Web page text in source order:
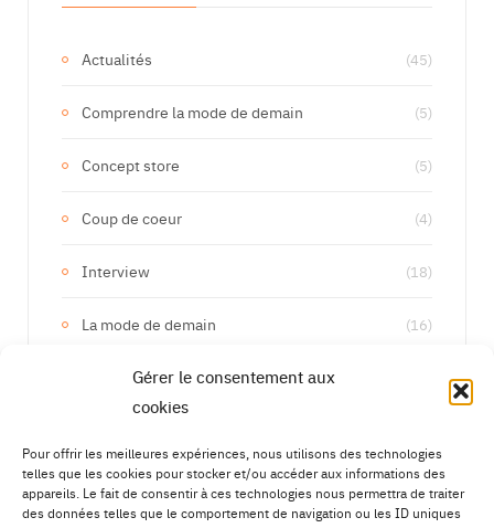
Gérer le consentement aux
cookies
Pour offrir les meilleures expériences, nous utilisons des technologies
telles que les cookies pour stocker et/ou accéder aux informations des
appareils. Le fait de consentir à ces technologies nous permettra de traiter
des données telles que le comportement de navigation ou les ID uniques
Actualités (45)
Comprendre la mode de demain (5)
Concept store (5)
Coup de coeur (4)
Interview (18)
La mode de demain (16)
Les marques de demain